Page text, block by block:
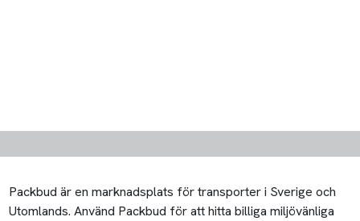
Packbud är en marknadsplats för transporter i Sverige och
Utomlands. Använd Packbud för att hitta billiga miljövänliga